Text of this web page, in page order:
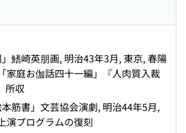
」鰭崎英朋画, 明治43年3月, 東京, 春陽
家庭お伽話四十一編」『人肉質入裁
所収
本筋書」文芸協会演劇, 明治44年5月,
演プログラムの復刻